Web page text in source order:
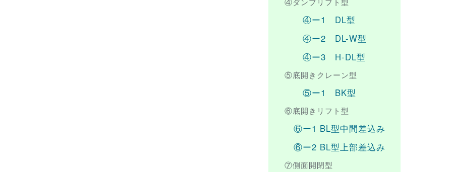
④ー1 DL型
④ー2 DL-W型
④ー3 H-DL型
⑤底開きクレーン型
⑤ー1 BK型
⑥底開きリフト型
⑥ー1 BL型中間差込み
⑥ー2 BL型上部差込み
⑦側面開閉型